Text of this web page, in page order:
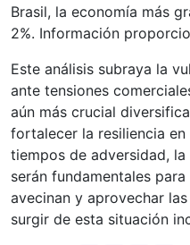
Brasil, la economía más
2%. Información
Este análisis subraya la
ante tensiones
aún más crucial
fortalecer la resiliencia
tiempos de adversidad,
serán fundamentales
avecinan y aprovechar
surgir de esta situación